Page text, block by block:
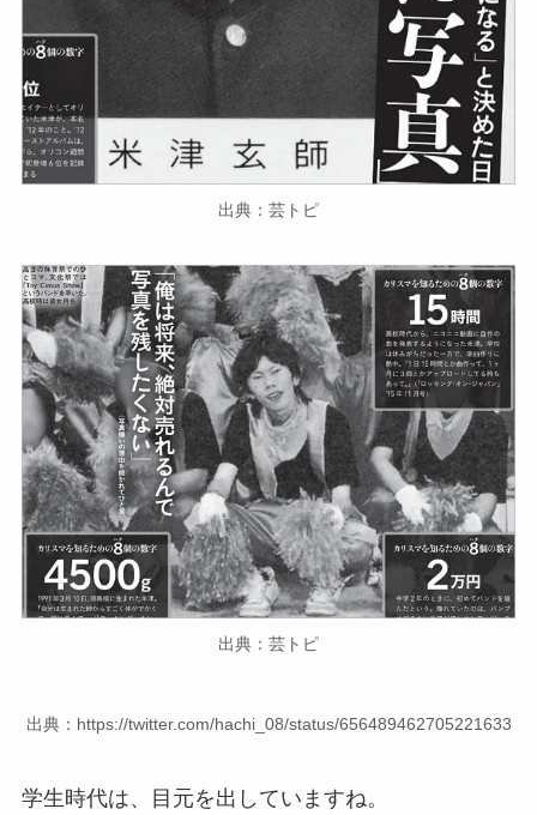
出典：芸トピ
出典：芸トピ
出典：https://twitter.com/hachi_08/status/656489462705221633
学生時代は、目元を出していますね。